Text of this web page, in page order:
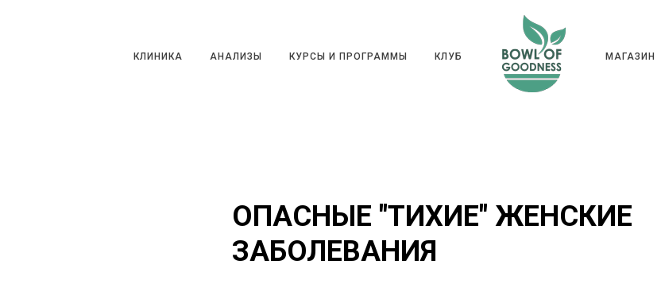
КЛИНИКА АНАЛИЗЫ КУРСЫ И ПРОГРАММЫ КЛУБ МАГАЗИН
КЛИНИКА АНАЛИЗЫ КУРСЫ И ПРОГРАММЫ КЛУБ МАГАЗИН
ОПАСНЫЕ "ТИХИЕ" ЖЕНСКИЕ
ЗАБОЛЕВАНИЯ